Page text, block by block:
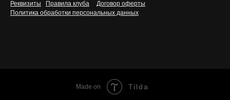
Реквизиты
Правила клуба
Договор оферты
Политика обработки персональных данных
Made on Tilda